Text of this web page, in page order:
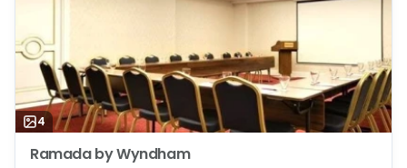
4
Ramada by Wyndham